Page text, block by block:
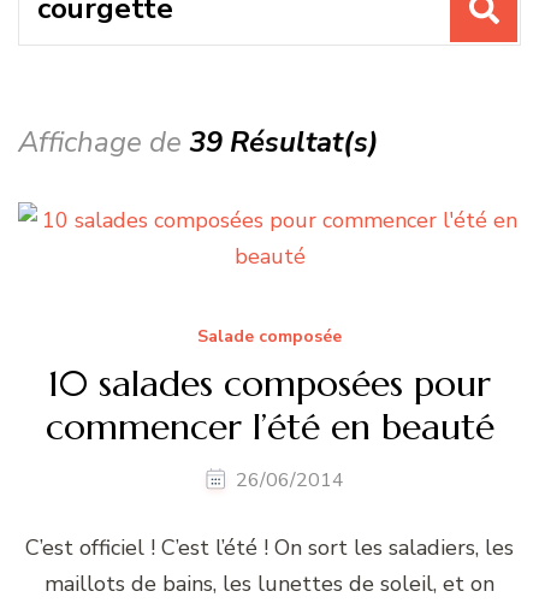
Affichage de 39 Résultat(s)
Salade composée
10 salades composées pour
commencer l’été en beauté
26/06/2014
C’est officiel ! C’est l’été ! On sort les saladiers, les
maillots de bains, les lunettes de soleil, et on